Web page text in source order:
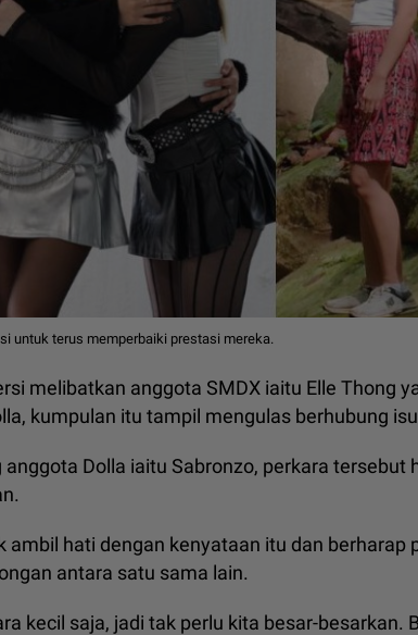
untuk terus memperbaiki prestasi mereka.
melibatkan anggota SMDX iaitu Elle Thong
kumpulan itu tampil mengulas berhubung
anggota Dolla iaitu Sabronzo, perkara tersebut
ambil hati dengan kenyataan itu dan berharap
antara satu sama lain.
kecil saja, jadi tak perlu kita besar-besarkan.